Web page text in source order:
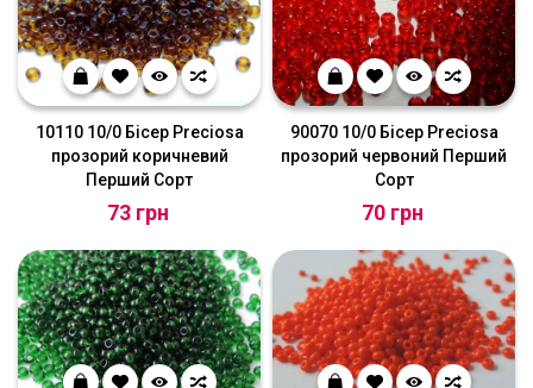
10110 10/0 Бісер Preciosa
прозорий коричневий
Перший Сорт
73 грн
90070 10/0 Бісер Preciosa
прозорий червоний Перший
Сорт
70 грн